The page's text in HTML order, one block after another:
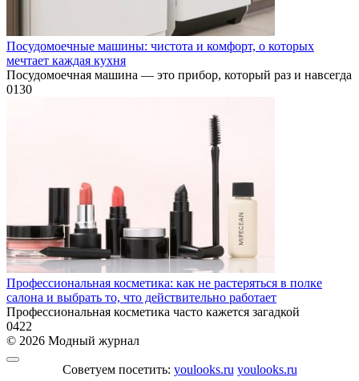
Посудомоечные машины: чистота и комфорт, о которых
мечтает каждая кухня
Посудомоечная машина — это прибор, который раз и навсегда
0130
Профессиональная косметика: как не растеряться в полке
салона и выбрать то, что действительно работает
Профессиональная косметика часто кажется загадкой
0422
© 2026 Модный журнал
Советуем посетить: youlooks.ru youlooks.ru